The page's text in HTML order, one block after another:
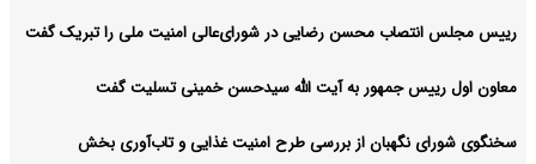
رییس مجلس انتصاب محسن رضایی در شورای‌عالی امنیت ملی را تبریک گفت
معاون اول رییس جمهور به آیت الله سیدحسن خمینی تسلیت گفت
سخنگوی شورای نگهبان از بررسی طرح امنیت غذایی و تاب‌آوری بخش